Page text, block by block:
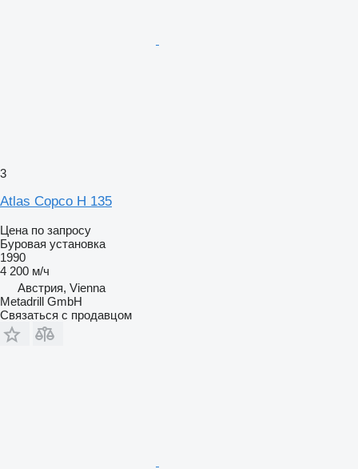
3
Atlas Copco H 135
Цена по запросу
Буровая установка
1990
4 200 м/ч
Австрия, Vienna
Metadrill GmbH
Связаться с продавцом